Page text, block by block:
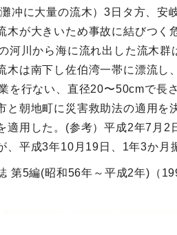
冲に大量の流木）3日タ方、
木が大きいため事故に結びつ
河川から海に流れ出した流木
木は南下し佐伯湾一帯に漂流
を行ない、直径20〜50cmで長
と朝地町に災害救助法の適用
適用した。(参考）平成2年7月
、平成3年10月19日、1年3か月
第5編(昭和56年～平成2年)（